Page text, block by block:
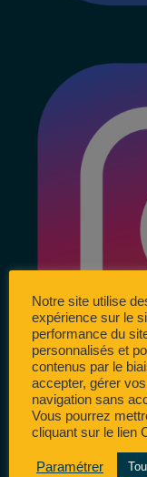
Notre site utilise
expérience sur le
performance du
personnalisés et
contenus par le
accepter, gérer
navigation sans
Vous pourrez
cliquant sur le lien
Paramétrer